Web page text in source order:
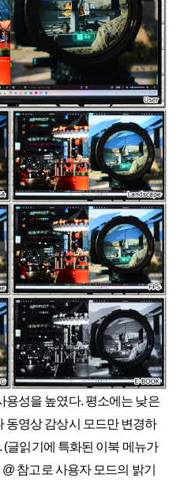
용성을 높였다. 평소에는 낮은
동영상 감상시 모드만 변경하
(글읽기에 특화된 이북 메뉴가
참고로 사용자 모드의 밝기